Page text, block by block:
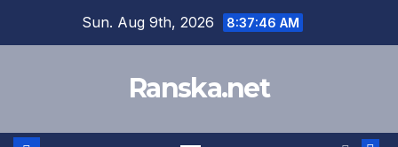
Sun. Aug 9th, 2026 8:37:46 AM
Ranska.net